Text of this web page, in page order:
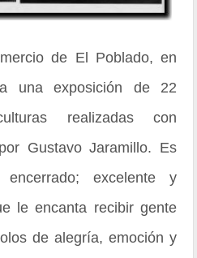
de El Poblado, en
una exposición de 22
realizadas con
Gustavo Jaramillo. Es
excelente y
le encanta recibir gente
de alegría, emoción y